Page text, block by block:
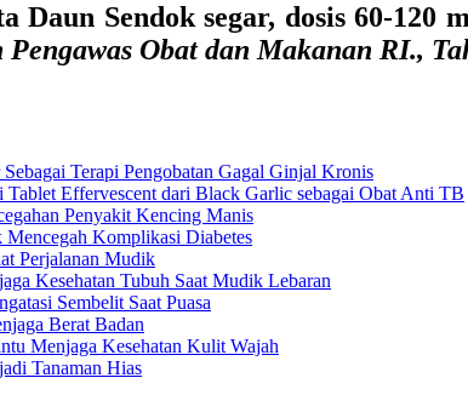
Daun Sendok segar, dosis 60-120
Pengawas Obat dan Makanan RI.,
Terapi Pengobatan Gagal Ginjal Kronis
Effervescent dari Black Garlic sebagai Obat Anti TB
Penyakit Kencing Manis
Komplikasi Diabetes
Perjalanan Mudik
Kesehatan Tubuh Saat Mudik Lebaran
Sembelit Saat Puasa
Berat Badan
Menjaga Kesehatan Kulit Wajah
Tanaman Hias